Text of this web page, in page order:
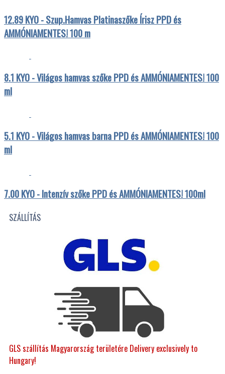
12.89 KYO - Szup.Hamvas Platinaszőke Írisz PPD és
AMMÓNIAMENTES! 100 m
8.1 KYO - Világos hamvas szőke PPD és AMMÓNIAMENTES! 100
ml
5.1 KYO - Világos hamvas barna PPD és AMMÓNIAMENTES! 100
ml
7.00 KYO - Intenzív szőke PPD és AMMÓNIAMENTES! 100ml
SZÁLLÍTÁS
GLS szállítás Magyarország területére Delivery exclusively to
Hungary!